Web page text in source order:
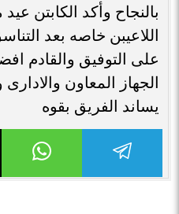
بالنجاح وأكد الكابتن
اللاعيبن خاصه بعد
على التوفيق والقادم
الجهاز المعاون
يساند الفريق بقوه